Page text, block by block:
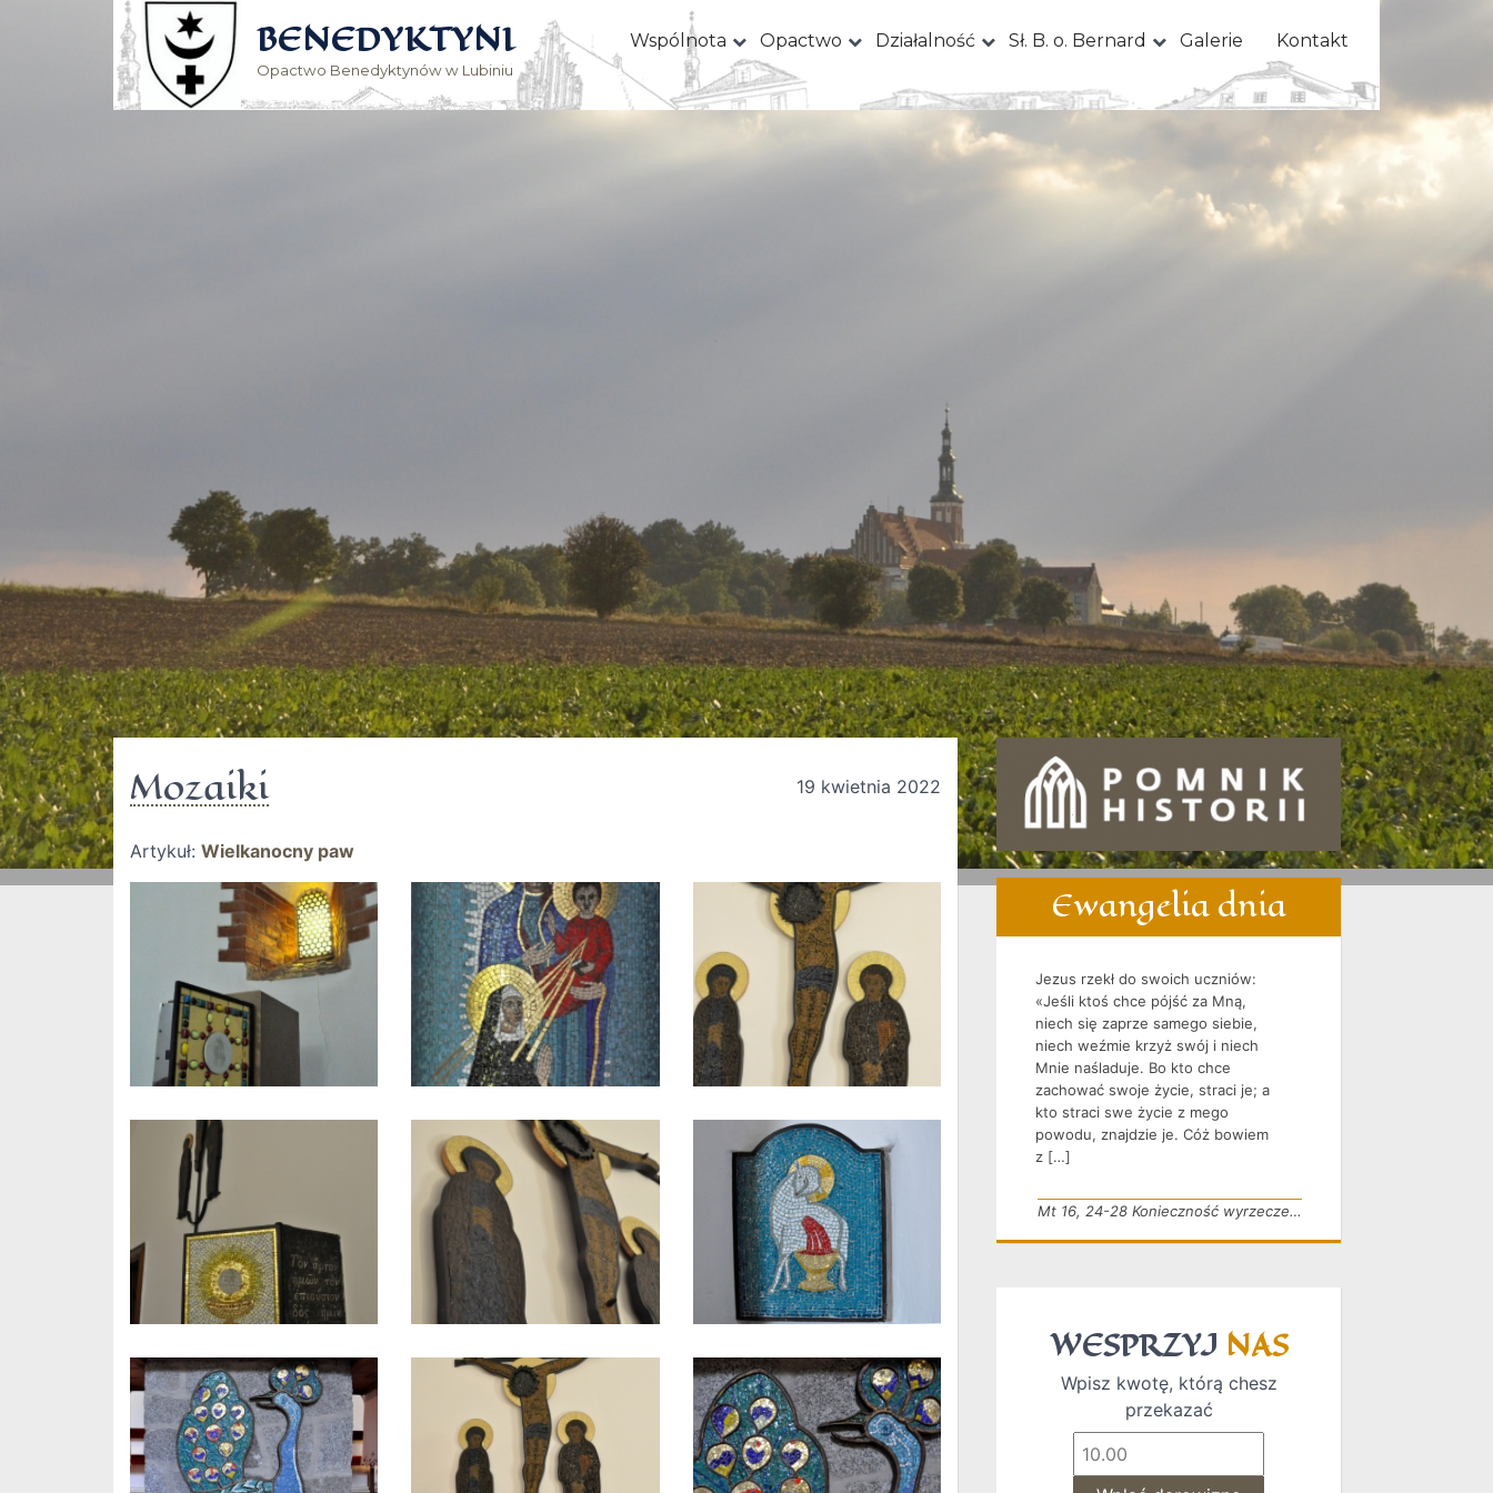
BENEDYKTYNI
Opactwo Benedyktynów w Lubiniu
Wspólnota Opactwo Działalność Sł. B. o. Bernard Galerie Kontakt
Mozaiki 19 kwietnia 2022
Artykuł: Wielkanocny paw
Ewangelia dnia
Jezus rzekł do swoich uczniów:
«Jeśli ktoś chce pójść za Mną,
niech się zaprze samego siebie,
niech weźmie krzyż swój i niech
Mnie naśladuje. Bo kto chce
zachować swoje życie, straci je; a
kto straci swe życie z mego
powodu, znajdzie je. Cóż bowiem
z […]
Mt 16, 24-28 Konieczność wyrzeczenia
WESPRZYJ NAS
Wpisz kwotę, którą chesz
przekazać